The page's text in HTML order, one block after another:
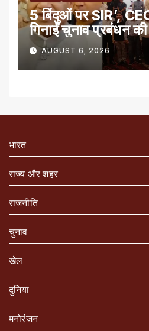
5 बिंदुओं पर SIR’,
गिनाईं चुनाव प्रबंधन
AUGUST 6, 2026
भारत
राज्य और शहर
राजनीति
चुनाव
खेल
दुनिया
मनोरंजन